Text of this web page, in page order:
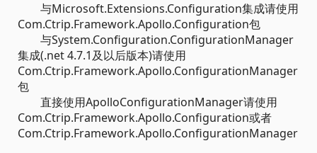
与Microsoft.Extensions.Configuration集成请使用
Com.Ctrip.Framework.Apollo.Configuration包
与System.Configuration.ConfigurationManager
集成(.net 4.7.1及以后版本)请使用
Com.Ctrip.Framework.Apollo.ConfigurationManager
包
直接使用ApolloConfigurationManager请使用
Com.Ctrip.Framework.Apollo.Configuration或者
Com.Ctrip.Framework.Apollo.ConfigurationManager